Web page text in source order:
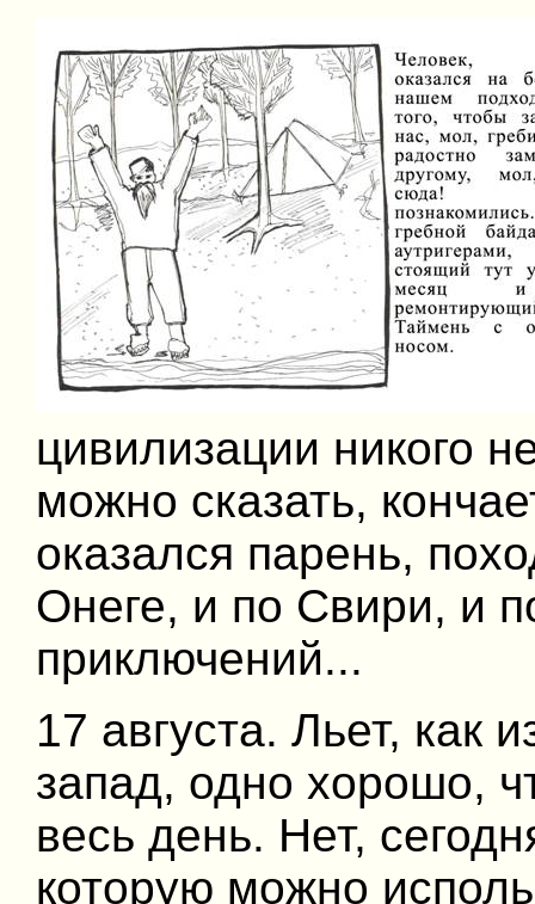
цивилизации никого
можно сказать,
оказался парень,
Онеге, и по Свири, и
приключений...
17 августа. Льет, как
запад, одно хорошо,
весь день. Нет,
которую можно